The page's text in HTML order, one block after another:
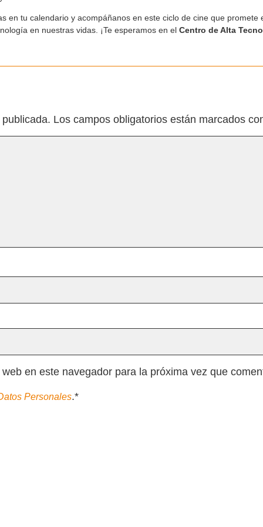
en tu calendario y acompáñanos en este ciclo de cine que promete
en nuestras vidas. ¡Te esperamos en el Centro de Alta
Los campos obligatorios están marcados
en este navegador para la próxima vez que
Personales.*